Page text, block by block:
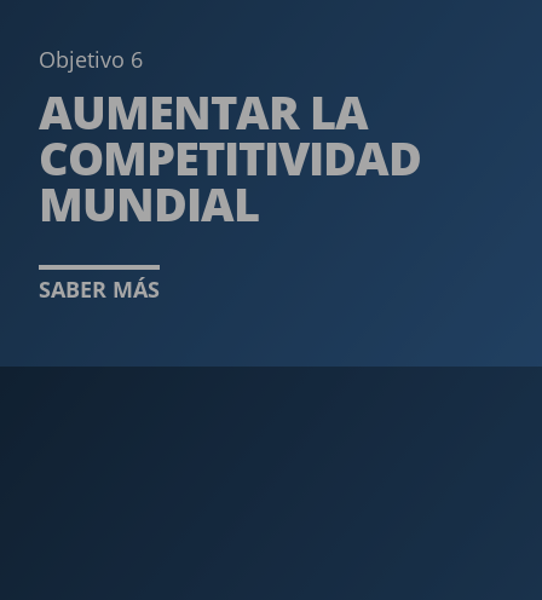
Objetivo 6
AUMENTAR LA
COMPETITIVIDAD
MUNDIAL
SABER MÁS